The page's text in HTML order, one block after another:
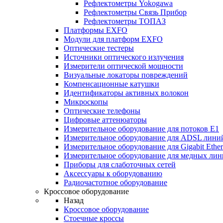
Рефлектометры Yokogawa
Рефлектометры Связь Прибор
Рефлектометры ТОПАЗ
Платформы EXFO
Модули для платформ EXFO
Оптические тестеры
Источники оптического излучения
Измерители оптической мощности
Визуальные локаторы повреждений
Компенсационные катушки
Идентификаторы активных волокон
Микроскопы
Оптические телефоны
Цифровые аттенюаторы
Измерительное оборудование для потоков Е1
Измерительное оборудование для ADSL
Измерительное оборудование для Gigabit
Измерительное оборудование для медных
Приборы для слаботочных сетей
Аксессуары к оборудованию
Радиочастотное оборудование
Кроссовое оборудование
Назад
Кроссовое оборудование
Стоечные кроссы